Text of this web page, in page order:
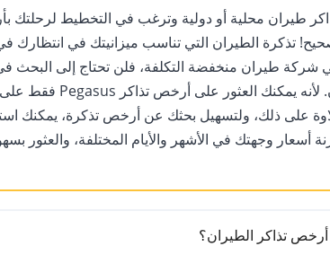
طيران محلية أو دولية وترغب في التخطيط لرحلتك
تذكرة الطيران التي تناسب ميزانيتك في
طيران منخفضة التكلفة، فلن تحتاج إلى البحث
على ذلك، ولتسهيل بحثك عن أرخص تذكرة، يمكنك
أسعار وجهتك في الأشهر والأيام المختلفة، والعثور
تذاكر الطيران؟